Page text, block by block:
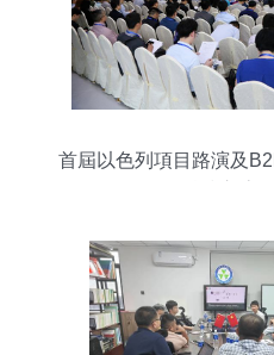
首屆以色列項目路演及